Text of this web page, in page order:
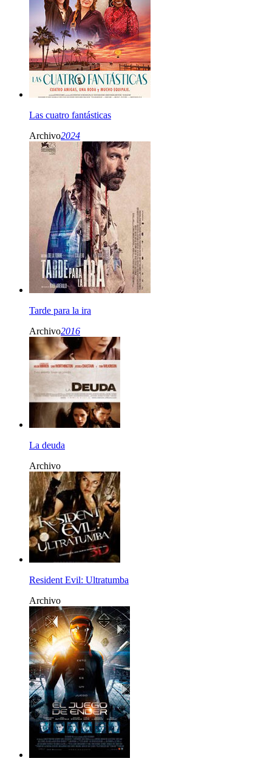
Las cuatro fantásticas
Archivo2024
Tarde para la ira
Archivo2016
La deuda
Archivo
Resident Evil: Ultratumba
Archivo